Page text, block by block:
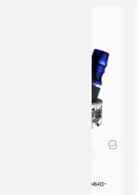
Epoxy Sakura (Тёмно-